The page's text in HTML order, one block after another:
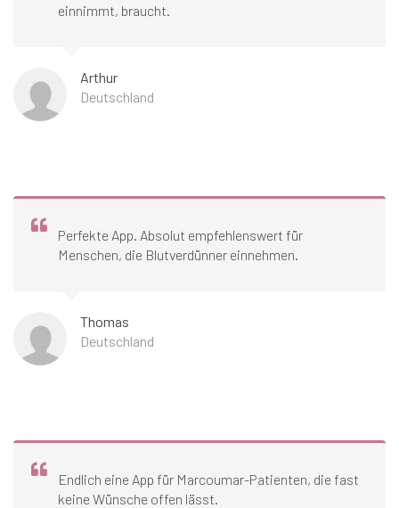
einnimmt, braucht.
Arthur
Deutschland
Perfekte App. Absolut empfehlenswert für
Menschen, die Blutverdünner einnehmen.
Thomas
Deutschland
Endlich eine App für Marcoumar-Patienten, die fast
keine Wünsche offen lässt.